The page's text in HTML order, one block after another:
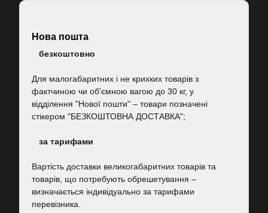
Нова пошта
безкоштовно
Для малогабаритних і не крихких товарів з
фактчиною чи об'ємною вагою до 30 кг, у
відділення "Нової пошти" – товари позначені
стікером "БЕЗКОШТОВНА ДОСТАВКА";
за тарифами
Вартість доставки великогабаритних товарів та
товарів, що потребують обрешетування –
визначається індивідуально за тарифами
перевізника.